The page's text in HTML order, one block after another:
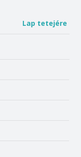
Lap tetejére